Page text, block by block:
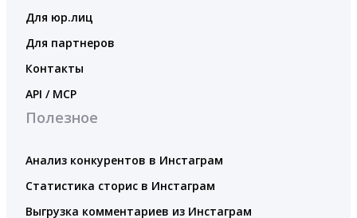
Для юр.лиц
Для партнеров
Контакты
API / MCP
Полезное
Анализ конкурентов в Инстаграм
Статистика сторис в Инстаграм
Выгрузка комментариев из Инстаграм